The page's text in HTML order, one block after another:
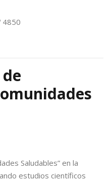
4850
Saludables” en la
estudios científicos